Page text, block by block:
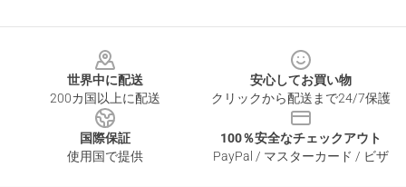
世界中に配送
200カ国以上に配送
安心してお買い物
クリックから配送まで24/7保護
国際保証
使用国で提供
100％安全なチェックアウト
PayPal / マスターカード / ビザ